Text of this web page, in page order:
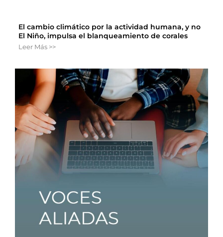
El cambio climático por la actividad humana, y no
El Niño, impulsa el blanqueamiento de corales
Leer Más >>